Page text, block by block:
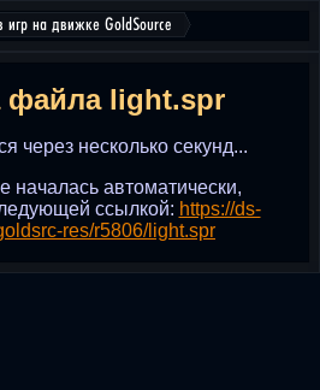
игр на движке GoldSource
файла light.spr
через несколько секунд...
началась автоматически,
ссылкой: https://ds-
res/r5806/light.spr